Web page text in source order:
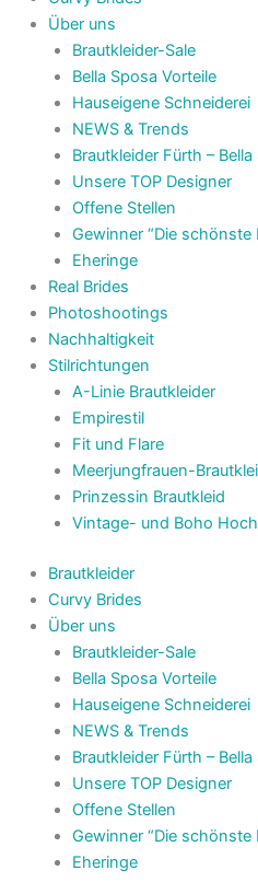
Über uns
Brautkleider-Sale
Bella Sposa Vorteile
Hauseigene Schneiderei
NEWS & Trends
Brautkleider Fürth –
Unsere TOP Designer
Offene Stellen
Gewinner “Die schönste
Eheringe
Real Brides
Photoshootings
Nachhaltigkeit
Stilrichtungen
A-Linie Brautkleider
Empirestil
Fit und Flare
Meerjungfrauen-
Prinzessin Brautkleid
Vintage- und Boho
Brautkleider
Curvy Brides
Über uns
Brautkleider-Sale
Bella Sposa Vorteile
Hauseigene Schneiderei
NEWS & Trends
Brautkleider Fürth –
Unsere TOP Designer
Offene Stellen
Gewinner “Die schönste
Eheringe